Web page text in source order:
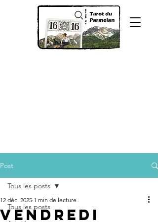
Post
Tous les posts
Tous les posts
Vendredi
12 déc. 2025 1 min de lecture